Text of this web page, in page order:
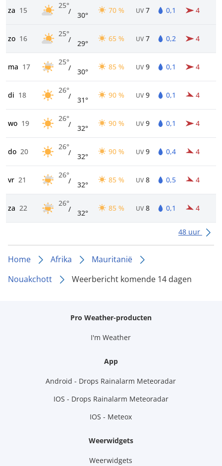
za 15
25°
/ 30°
70 % UV 7 0,1 4
zo 16
25°
/ 29°
65 % UV 7 0,2 4
ma 17
25°
/ 30°
85 % UV 9 0,1 4
di 18
26°
/ 31°
90 % UV 9 0,1 4
wo 19
26°
/ 32°
90 % UV 9 0,1 4
do 20
26°
/ 32°
90 % UV 9 0,4 4
vr 21
26°
/ 32°
85 % UV 8 0,5 4
za 22
26°
/ 32°
85 % UV 8 0,1 4
48 uur
Home Afrika
Mauritanië
Nouakchott
Weerbericht komende 14 dagen
Pro Weather-producten
I'm Weather
App
Android - Drops Rainalarm Meteoradar
IOS - Drops Rainalarm Meteoradar
IOS - Meteox
Weerwidgets
Weerwidgets